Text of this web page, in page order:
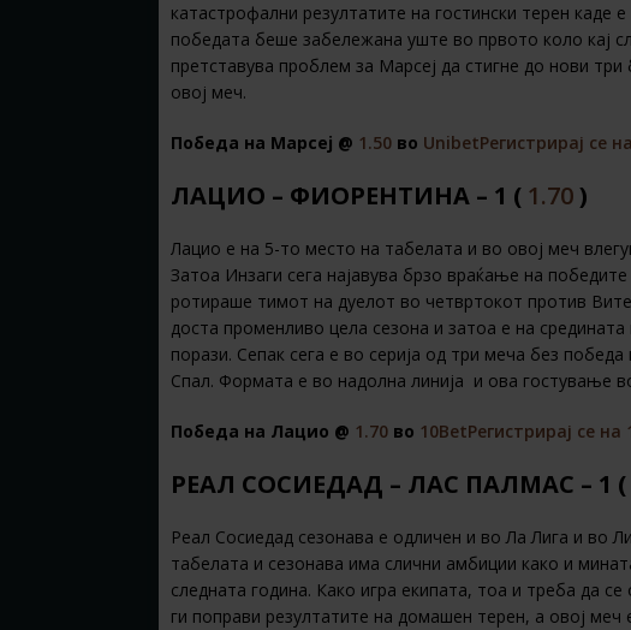
катастрофални резултатите на гостински терен каде
победата беше забележана уште во првото коло кај
претставува проблем за Марсеј да стигне до нови
овој меч.
Победа на Марсеј @ 1.50 во UnibetРегистрирај се
ЛАЦИО – ФИОРЕНТИНА – 1 ( 1.70)
Лацио е на 5-то место на табелата и во овој меч
Затоа Инзаги сега најавува брзо враќање на
ротираше тимот на дуелот во четвртокот против
доста променливо цела сезона и затоа е на
порази. Сепак сега е во серија од три меча без
Спал. Формата е во надолна линија и ова гостување
Победа на Лацио @ 1.70 во 10BetРегистрирај се на
РЕАЛ СОСИЕДАД – ЛАС ПАЛМАС – 1 (
Реал Сосиедад сезонава е одличен и во Ла Лига и во
табелата и сезонава има слични амбиции како и
следната година. Како игра екипата, тоа и треба да
ги поправи резултатите на домашен терен, а овој